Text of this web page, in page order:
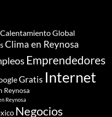
Calentamiento Global
Clima en Reynosa
Emprendedores
Gratis Internet
Reynosa
Reynosa
Negocios